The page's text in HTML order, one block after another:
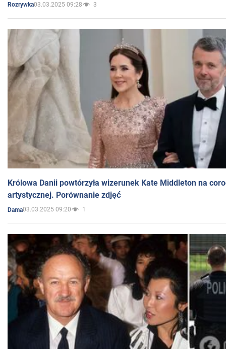
Rozrywka03.03.2025 09:28 3
Królowa Danii powtórzyła wizerunek Kate Middleton na
artystycznej. Porównanie zdjęć
Dama03.03.2025 09:20 1